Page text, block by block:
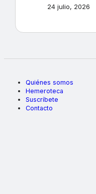
24 julio, 2026
Quiénes somos
Hemeroteca
Suscríbete
Contacto